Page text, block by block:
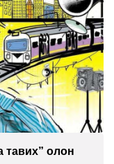
тавих” олон